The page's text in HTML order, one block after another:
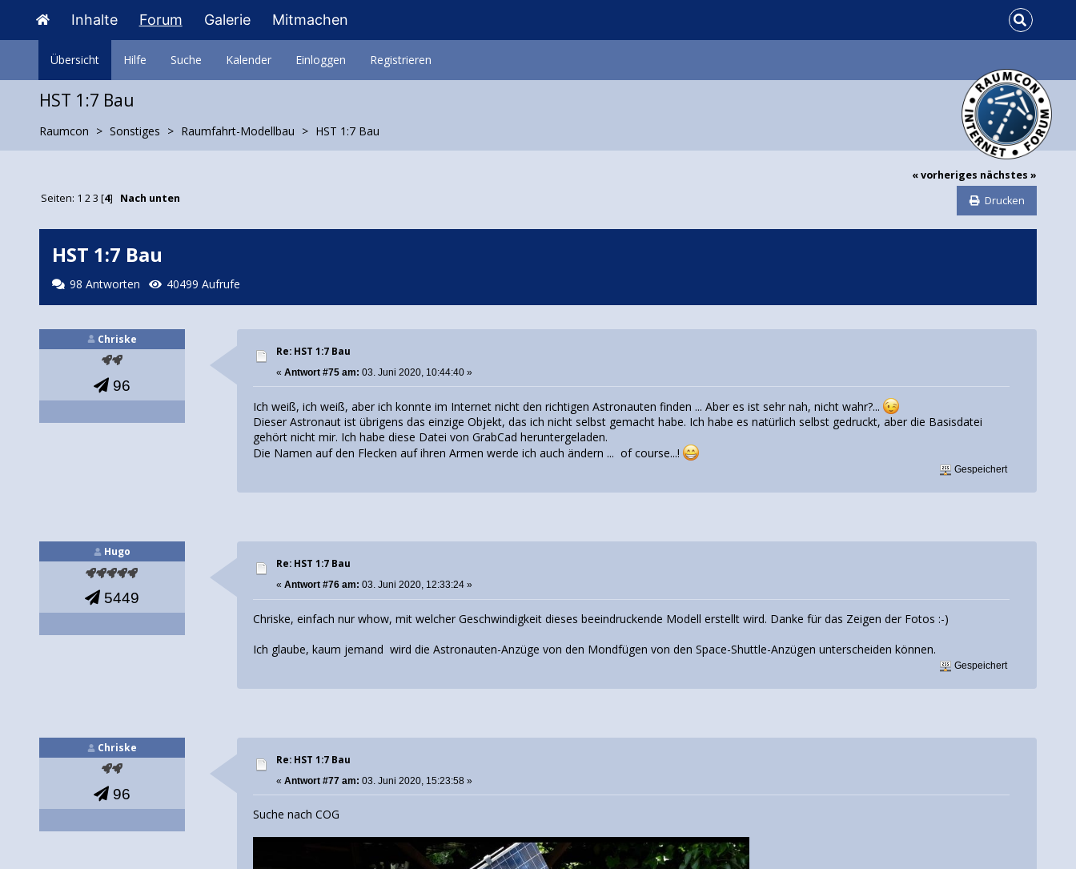
Inhalte Forum Galerie Mitmachen
Übersicht Hilfe Suche Kalender Einloggen Registrieren
HST 1:7 Bau
Raumcon Sonstiges Raumfahrt-Modellbau HST 1:7 Bau
« vorheriges nächstes »
Drucken
Seiten: 1 23 [4] Nach unten
HST 1:7 Bau
98 Antworten 40499 Aufrufe
Chriske
96
Re: HST 1:7 Bau
«Antwort #75 am: 03. Juni 2020, 10:44:40 »
Ich weiß, ich weiß, aber ich konnte im Internet nicht den richtigen Astronauten finden ... Aber es ist sehr nah, nicht wahr?...
Dieser Astronaut ist übrigens das einzige Objekt, das ich nicht selbst gemacht habe. Ich habe es natürlich selbst gedruckt, aber die Basisdatei
gehört nicht mir. Ich habe diese Datei von GrabCad heruntergeladen.
Die Namen auf den Flecken auf ihren Armen werde ich auch ändern ... of course...!
Gespeichert
Hugo
5449
Re: HST 1:7 Bau
«Antwort #76 am: 03. Juni 2020, 12:33:24 »
Chriske, einfach nur whow, mit welcher Geschwindigkeit dieses beeindruckende Modell erstellt wird. Danke für das Zeigen der Fotos :-)
Ich glaube, kaum jemand wird die Astronauten-Anzüge von den Mondfügen von den Space-Shuttle-Anzügen unterscheiden können.
Gespeichert
Chriske
96
Re: HST 1:7 Bau
«Antwort #77 am: 03. Juni 2020, 15:23:58 »
Suche nach COG